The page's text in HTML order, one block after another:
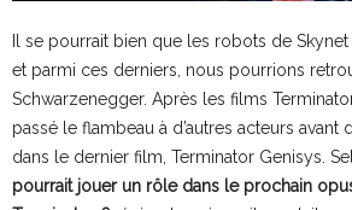
Il se pourrait bien que les robots de
et parmi ces derniers, nous pourrions
Schwarzenegger. Après les films
passé le flambeau à d’autres acteurs avant
dans le dernier film, Terminator Genisys.
pourrait jouer un rôle dans le prochain